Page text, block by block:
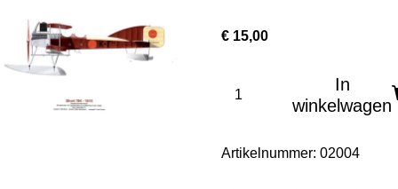
€ 15,00
In
winkelwagen
Artikelnummer: 02004